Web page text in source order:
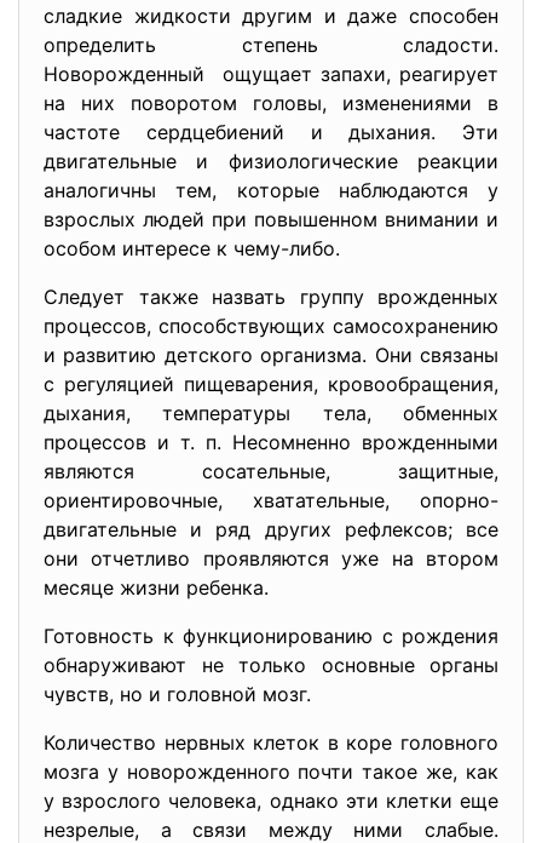
сладкие жидкости другим и даже способен
определить степень сладости.
Новорожденный ощущает запахи, реагирует
на них поворотом головы, изменениями в
частоте сердцебиений и дыхания. Эти
двигательные и физиологические реакции
аналогичны тем, которые наблюдаются у
взрослых людей при повышенном внимании и
особом интересе к чему-либо.
Следует также назвать группу врожденных
процессов, способствующих самосохранению
и развитию детского организма. Они связаны
с регуляцией пищеварения, кровообращения,
дыхания, температуры тела, обменных
процессов и т. п. Несомненно врожденными
являются сосательные, защитные,
ориентировочные, хватательные, опорно-
двигательные и ряд других рефлексов; все
они отчетливо проявляются уже на втором
месяце жизни ребенка.
Готовность к функционированию с рождения
обнаруживают не только основные органы
чувств, но и головной мозг.
Количество нервных клеток в коре головного
мозга у новорожденного почти такое же, как
у взрослого человека, однако эти клетки еще
незрелые, а связи между ними слабые.